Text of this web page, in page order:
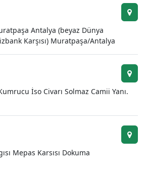
Giresun
Gümüşhane
Isparta
Antalya (beyaz Dünya
Karşısı) Muratpaşa/Antalya
İso Civarı Solmaz Camii Yanı.
Mepas Karsısı Dokuma